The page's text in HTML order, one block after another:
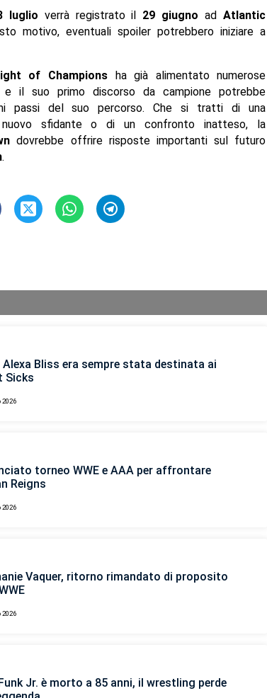
luglio verrà registrato il 29 giugno adAtlantic
motivo, eventuali spoiler potrebbero iniziare a
of Championsha già alimentato numerose
e il suo primo discorso da campione potrebbe
passi del suo percorso. Che si tratti di una
nuovo sfidante o di un confronto inatteso, la
dovrebbe offrire risposte importanti sul futuro
.
Alexa Bliss era sempre stata destinata ai
Sicks
2026
torneo WWE e AAA per affrontare
Reigns
2026
Vaquer, ritorno rimandato di proposito
2026
Jr. è morto a 85 anni, il wrestling perde